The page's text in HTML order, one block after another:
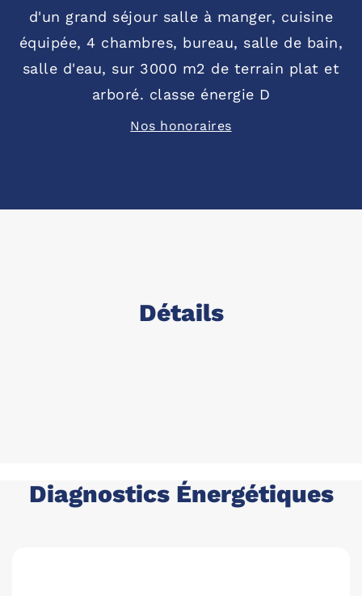
d'un grand séjour salle à manger, cuisine
équipée, 4 chambres, bureau, salle de bain,
salle d'eau, sur 3000 m2 de terrain plat et
arboré. classe énergie D
Nos honoraires
Détails
Diagnostics Énergétiques